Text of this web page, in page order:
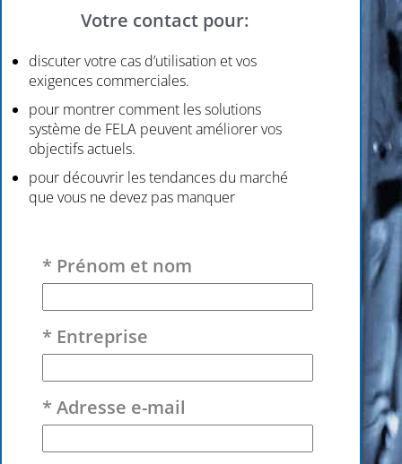
Votre contact pour:
discuter votre cas d’utilisation et vos
exigences commerciales.
pour montrer comment les solutions
système de FELA peuvent améliorer vos
objectifs actuels.
pour découvrir les tendances du marché
que vous ne devez pas manquer
* Prénom et nom
* Entreprise
* Adresse e-mail